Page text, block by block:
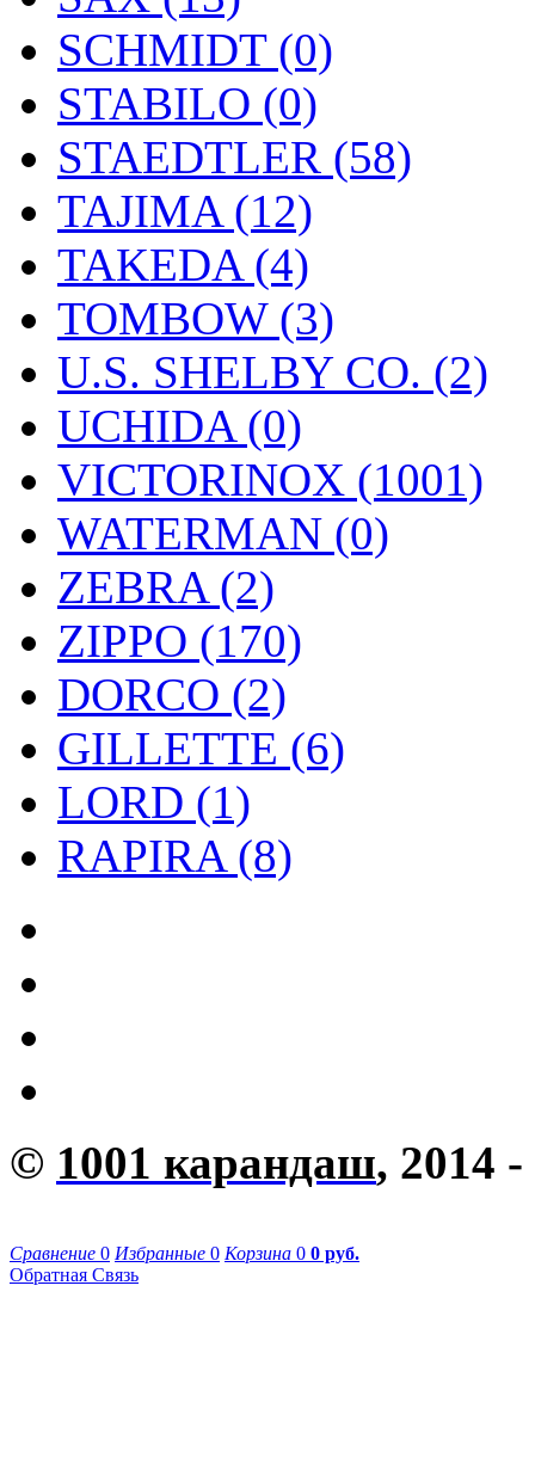
SCHMIDT (0)
STABILO (0)
STAEDTLER (58)
TAJIMA (12)
TAKEDA (4)
TOMBOW (3)
U.S. SHELBY CO. (2)
UCHIDA (0)
VICTORINOX (1001)
WATERMAN (0)
ZEBRA (2)
ZIPPO (170)
DORCO (2)
GILLETTE (6)
LORD (1)
RAPIRA (8)
© 1001 карандаш, 2014 -
Сравнение 0 Избранные 0 Корзина 0 0 руб.
Обратная Связь